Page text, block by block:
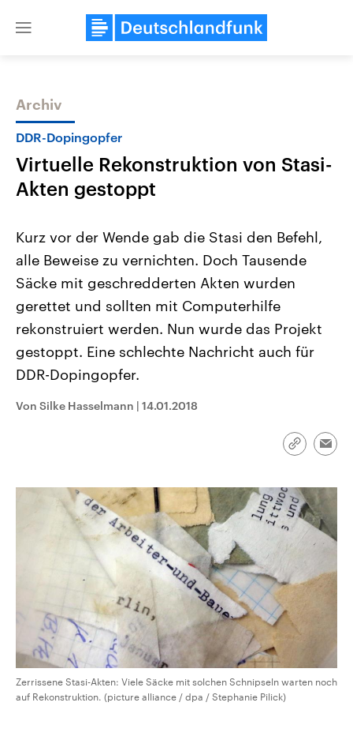
Close
Themen
USA
Aktuelle Beiträge, Analysen und
Hintergründe
Wirtschaftlich und militärisch
gehören die Vereinigten Staaten zu
den mächtigsten Ländern der Erde,
mit großem Einfluss auf das
aktuelle Weltgeschehen.
Nahostkonflikt
Aktuelle Lage und
Der Überfall der
Terrororganisation Hamas
Oktober 2023 auf Israel
Region wieder die Gewalt
Israel möchte die Hamas
Sendungen Programm
Archiv
DDR-Dopingopfer
Virtuelle Rekonstruktion von Stasi-
Akten gestoppt
Kurz vor der Wende gab die Stasi den Befehl,
alle Beweise zu vernichten. Doch Tausende
Säcke mit geschredderten Akten wurden
gerettet und sollten mit Computerhilfe
rekonstruiert werden. Nun wurde das Projekt
gestoppt. Eine schlechte Nachricht auch für
DDR-Dopingopfer.
Von Silke Hasselmann | 14.01.2018
Link
Zerrissene Stasi-Akten: Viele Säcke mit solchen Schnipseln warten noch
auf Rekonstruktion. (picture alliance / dpa / Stephanie Pilick)